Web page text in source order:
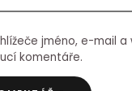
jméno, e-mail a
komentáře.